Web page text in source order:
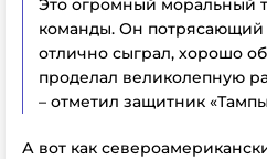
команды. Он потрясающий
отлично сыграл, хорошо
проделал великолепную
– отметил защитник
А вот как